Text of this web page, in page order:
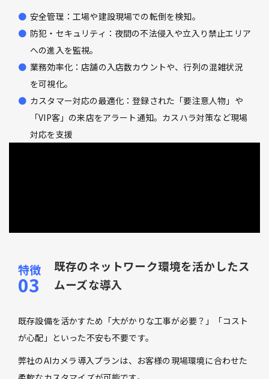
安全管理：工場や建設現場での転倒を検知。
防犯・セキュリティ：夜間の不法侵入や立入り禁止エリア
への進入を監視。
業務効率化：店舗の入店数カウントや、行列の混雑状況
を可視化。
カスタマー対応の最適化：登録された「要注意人物」や
「VIP客」の来店をアラート通知。カスハラ対策など現場
対応を支援
既存のネットワーク環境を活かしたス
ムーズな導入
既存設備を活かすため「大がかりな工事が必要？」「コスト
が心配」といった不安も不要です。
弊社のAIカメラ導入プランは、お客様の現場環境に合わせた